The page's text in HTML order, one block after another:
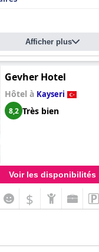
Afficher plus
Gevher Hotel
Hôtel à Kayseri
8,2 Très bien
Voir les disponibilités
$